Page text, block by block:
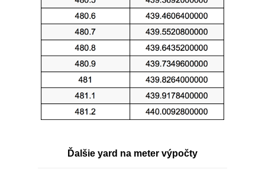
Ďalšie yard na meter výpočty